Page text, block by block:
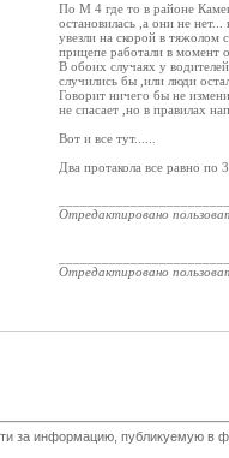
По М 4 где то в районе
остановилась ,а они не
увезли на скорой в тяжолом
прицепе работали в момент
В обоих случаях у
случились бы ,или люди
Говорит ничего бы не
не спасает ,но в правилах
Вот и все тут......
Два протакола все равно по
Отредактировано
Отредактировано
за информацию, публикуемую